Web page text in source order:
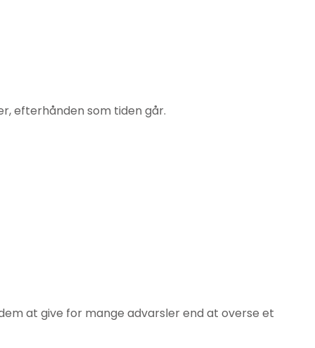
efterhånden som tiden går.
at give for mange advarsler end at overse et